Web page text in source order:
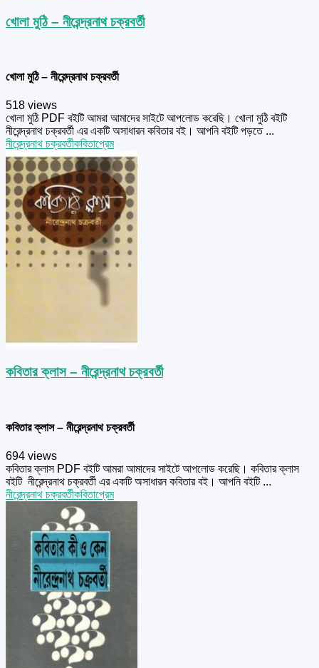
খোলা মুঠি – নীরেন্দ্রনাথ চক্রবর্তী
খোলা মুঠি – নীরেন্দ্রনাথ চক্রবর্তী
518 views
খোলা মুঠি PDF বইটি আমরা আমাদের সাইটে আপলোড করেছি। খোলা মুঠি বইটি
নীরেন্দ্রনাথ চক্রবর্তী এর একটি অসাধারন কবিতার বই। আপনি বইটি পড়তে ...
নীরেন্দ্রনাথ চক্রবর্তীকবিতাপ্রেম
কবিতার ক্লাস – নীরেন্দ্রনাথ চক্রবর্তী
কবিতার ক্লাস – নীরেন্দ্রনাথ চক্রবর্তী
694 views
কবিতার ক্লাস PDF বইটি আমরা আমাদের সাইটে আপলোড করেছি। কবিতার ক্লাস
বইটি নীরেন্দ্রনাথ চক্রবর্তী এর একটি অসাধারন কবিতার বই। আপনি বইটি ...
নীরেন্দ্রনাথ চক্রবর্তীকবিতাপ্রেম